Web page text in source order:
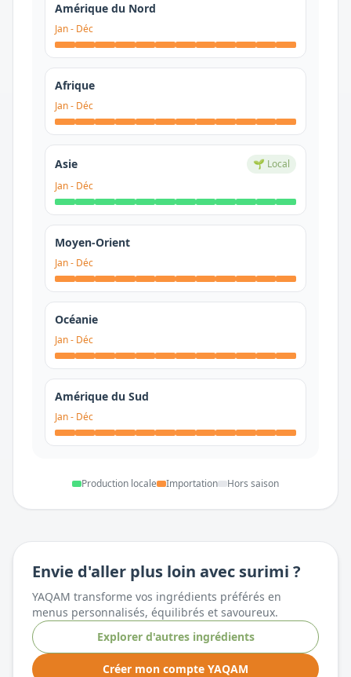
Amérique du Nord
Jan- Déc
Afrique
Jan- Déc
Asie
🌱 Local
Jan- Déc
Moyen-Orient
Jan- Déc
Océanie
Jan- Déc
Amérique du Sud
Jan- Déc
Production locale Importation Hors saison
Envie d'aller plus loin avec surimi ?
YAQAM transforme vos ingrédients préférés en
menus personnalisés, équilibrés et savoureux.
Explorer d'autres ingrédients
Créer mon compte YAQAM